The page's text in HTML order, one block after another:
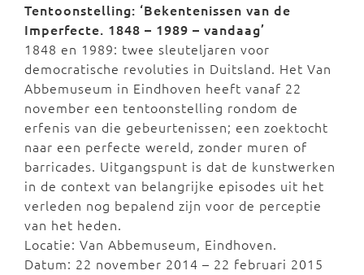
Tentoonstelling: ‘Bekentenissen van de
Imperfecte. 1848 – 1989 – vandaag’
1848 en 1989: twee sleuteljaren voor
democratische revoluties in Duitsland. Het Van
Abbemuseum in Eindhoven heeft vanaf 22
november een tentoonstelling rondom de
erfenis van die gebeurtenissen; een zoektocht
naar een perfecte wereld, zonder muren of
barricades. Uitgangspunt is dat de kunstwerken
in de context van belangrijke episodes uit het
verleden nog bepalend zijn voor de perceptie
van het heden.
Locatie: Van Abbemuseum, Eindhoven.
Datum: 22 november 2014 – 22 februari 2015